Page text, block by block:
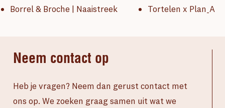
Borrel & Broche | Naaistreek Tortelen x Plan_A
Neem contact op
Heb je vragen? Neem dan gerust contact met
ons op. We zoeken graag samen uit wat we